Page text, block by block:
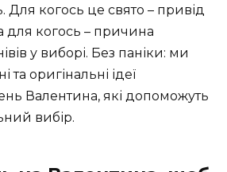
Для когось це свято – привід
для когось – причина
у виборі. Без паніки: ми
та оригінальні ідеї
Валентина, які допоможуть
вибір.